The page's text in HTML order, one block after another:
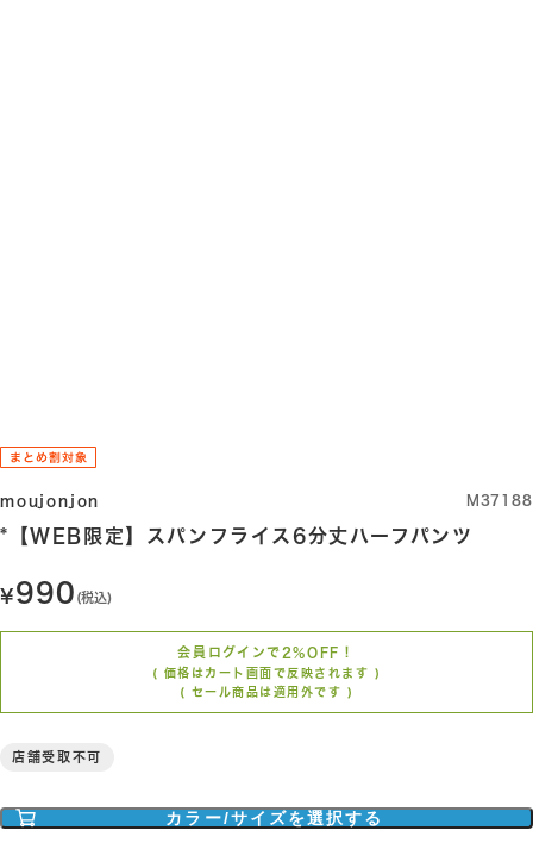
moujonjon M37188
*【WEB限定】スパンフライス6分丈ハーフパンツ
990 (税込)
会員ログインで2%OFF！
( 価格はカート画面で反映されます )
( セール商品は適用外です )
店舗受取不可
カラー/サイズを選択する